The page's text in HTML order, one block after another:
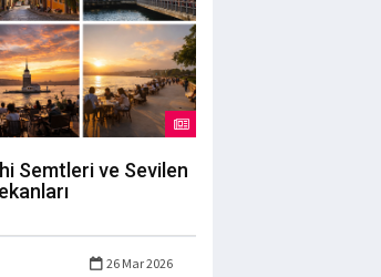
Semtleri ve Sevilen
26 Mar 2026